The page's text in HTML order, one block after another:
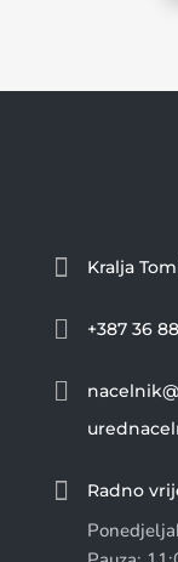
 Kralja
 +387 36

 Radno